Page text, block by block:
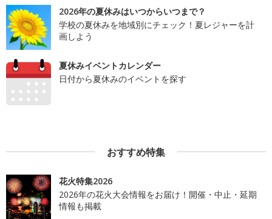
2026年の夏休みはいつからいつまで？
学校の夏休みを地域別にチェック！夏レジャーを計
画しよう
夏休みイベントカレンダー
日付から夏休みのイベントを探す
おすすめ特集
花火特集2026
2026年の花火大会情報をお届け！開催・中止・延期
情報も掲載